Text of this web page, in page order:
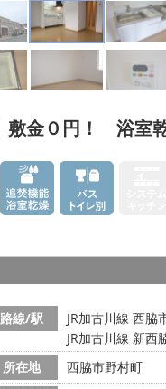
敷金０円！ 浴室
路線/駅
JR加古川線 西脇
JR加古川線 新西
所在地
西脇市野村町